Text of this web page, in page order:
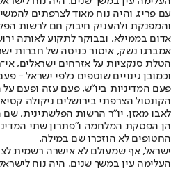
עם פריז, והיה נוח מאוד לצרפתים
והמפנקת ולהעניק חיבוק חם לרשות
אדום בממילא, ובבוקר לתקוע לאותה
אמברגו נשק, איסור כניסה של חברות
הטלת סנקציות על אזרחים ישראלים,
וכמובן גינויים שוטפים כלפי ישראל -
הקונסול הצרפתי בירושלים ניקולה
לאבו מאזן, יו"ר הרשות הפלשתינית,
הן הפסקת המלחמה ו"פתרון שתי
החטופים לא הוזכרו שם במילה.
ישראל, אף שמעולם לא אישרה רשמית
העלימה עין במשך שנים. היה נוח